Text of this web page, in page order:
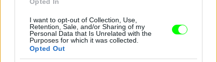
I want to opt-out of Collection, Use,
Retention, Sale, and/or Sharing of my
Personal Data that Is Unrelated with the
Purposes for which it was collected.
Opted Out